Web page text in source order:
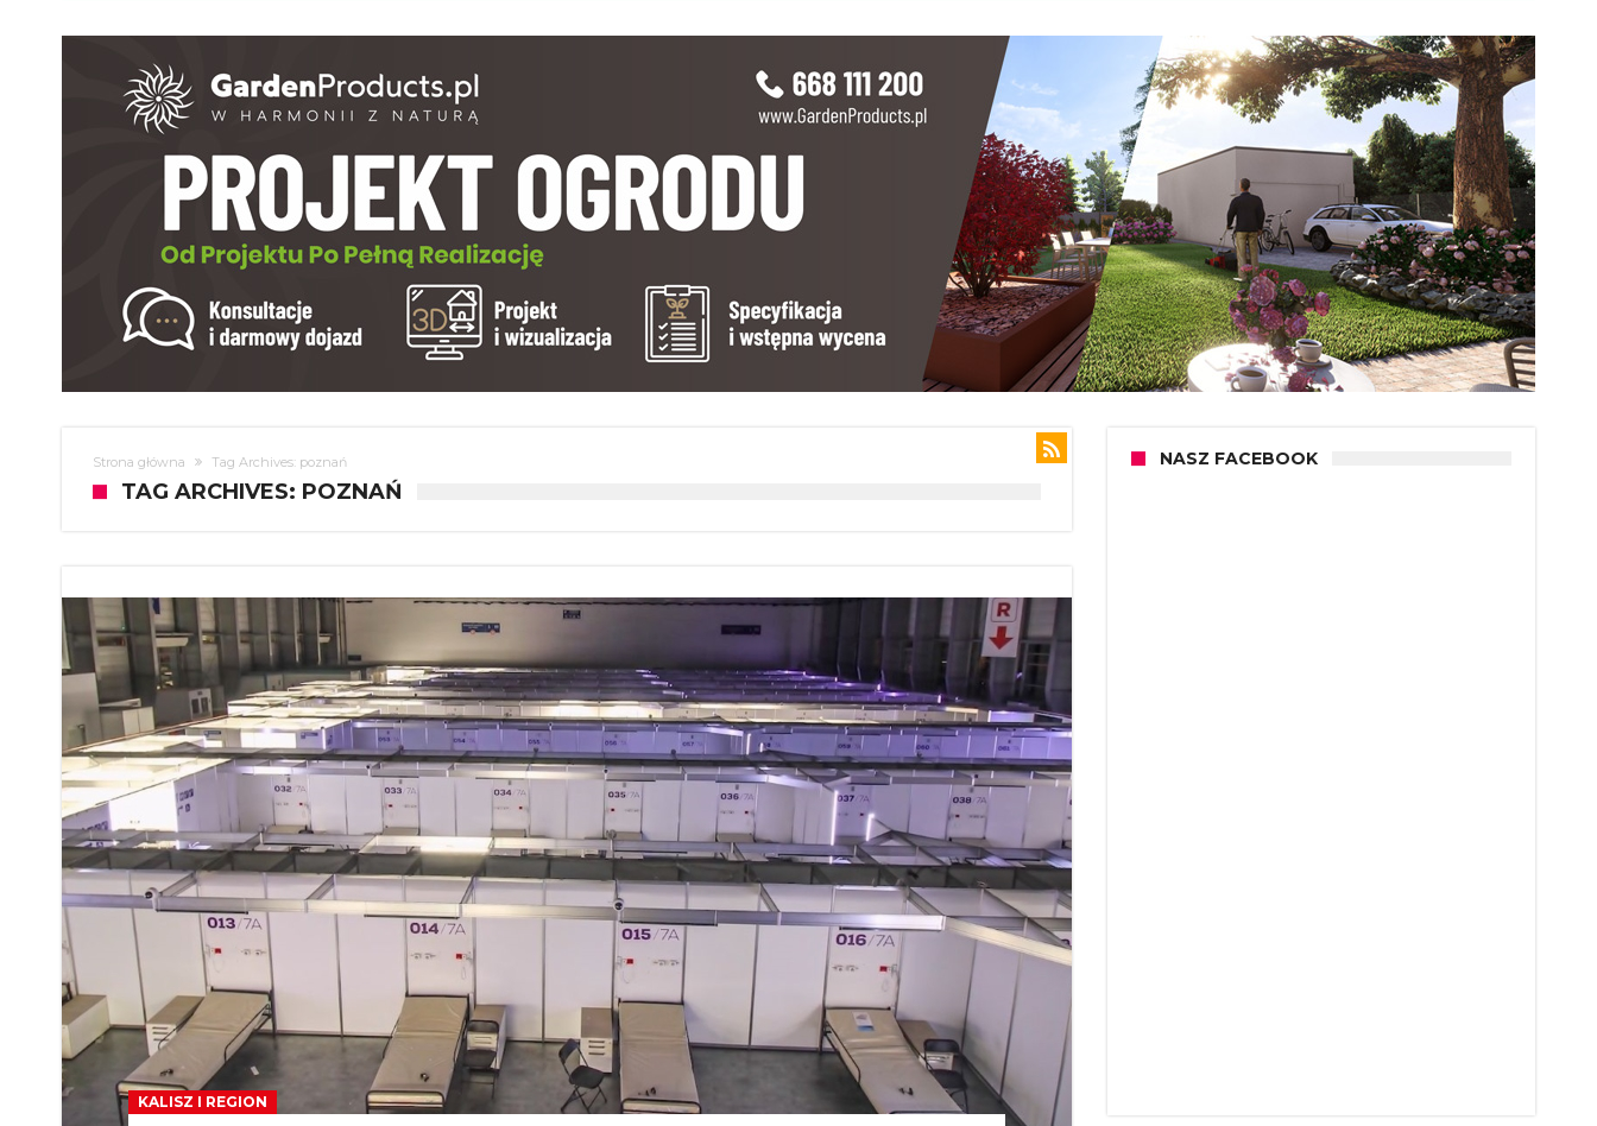
Strona główna Tag Archives: poznań
TAG ARCHIVES: POZNAŃ
KALISZ I REGION
NASZ FACEBOOK